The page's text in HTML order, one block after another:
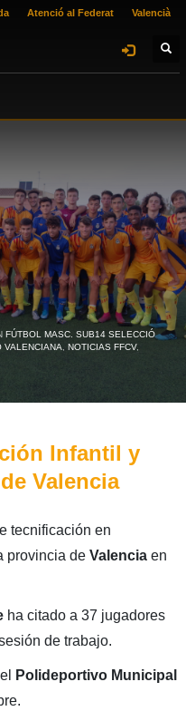
Atenció al Federat Valencià
FÚTBOL MASC. SUB14 SELECCIÓ
VALENCIANA, NOTICIAS FFCV,
Infantil y
Valencia
tecnificación en
provincia de Valenciaen
ha citado a 37 jugadores
de trabajo.
Polideportivo Municipal